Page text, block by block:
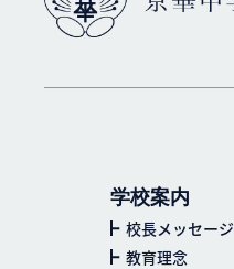
学校案内
校長メッセージ
教育理念